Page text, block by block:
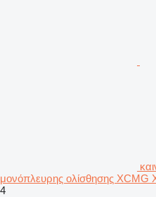
μονόπλευρης ολίσθησης XCMG
4